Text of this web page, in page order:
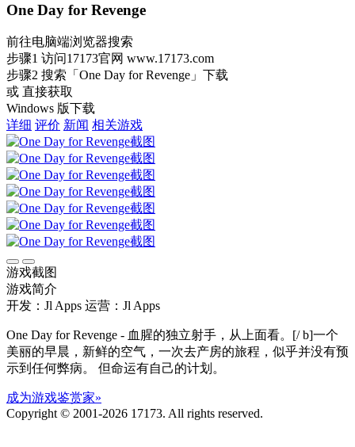
One Day for Revenge
前往电脑端浏览器搜索
步骤1 访问17173官网 www.17173.com
步骤2 搜索 「One Day for Revenge」 下载
或 直接获取
Windows 版下载
详细 评价 新闻 相关游戏
游戏截图
游戏简介
开发：Jl Apps 运营：Jl Apps
One Day for Revenge - 血腥的独立射手，从上面看。[/ b]一个
美丽的早晨，新鲜的空气，一次去产房的旅程，似乎并没有预
示到任何弊病。 但命运有自己的计划。
成为游戏鉴赏家»
Copyright © 2001-2026 17173. All rights reserved.